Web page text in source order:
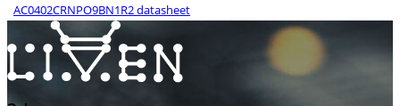
AC0402CRNPO9BN1R2 datasheet